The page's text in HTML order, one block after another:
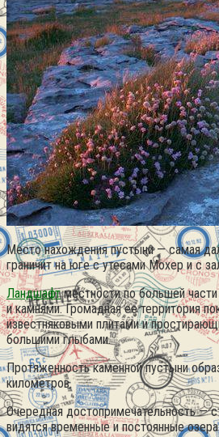
Место нахождения пустыни — самая
граничит на юге с утесами Мохер и с
Ландшафтместности по большей части
и камнями. Громадная ее территория
известняковыми плитами и
большими глыбами.
Протяженность каменной пустыни
километров.
Очередная достопримечательность —
видятся временные и постоянные